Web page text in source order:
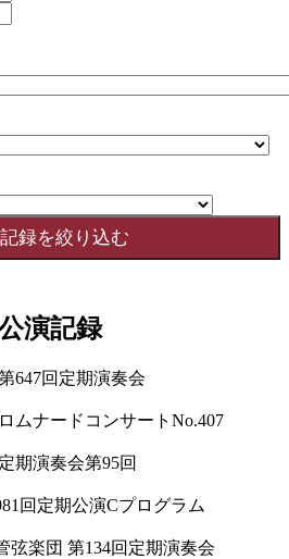
演記録
647回定期演奏会
ムナードコンサートNo.407
期演奏会第95回
回定期公演Cプログラム
弦楽団 第134回定期演奏会